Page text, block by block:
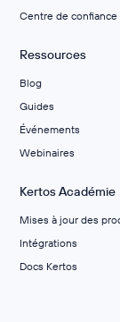
Centre de confiance
Ressources
Blog
Guides
Événements
Webinaires
Kertos Académie
Mises à jour des
Intégrations
Docs Kertos